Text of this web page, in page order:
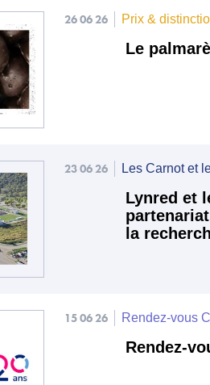
26 06 26 Prix &
Le
23 06 26 Les Carnot et
Lynred et
la
15 06 26 Rendez-vous
Rendez-